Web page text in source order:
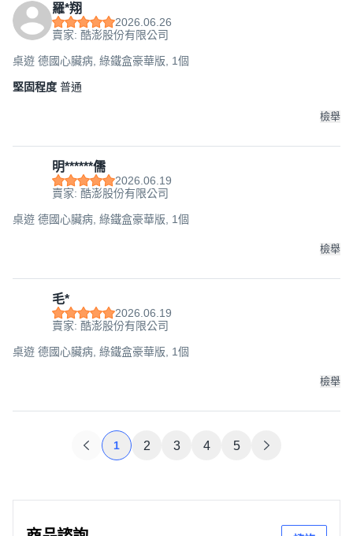
羅*翔
2026.06.26
賣家: 酷澎股份有限公司
桌遊 德國心臟病, 綠鐵盒豪華版, 1個
堅固程度 普通
檢舉
明******儒
2026.06.19
賣家: 酷澎股份有限公司
桌遊 德國心臟病, 綠鐵盒豪華版, 1個
檢舉
毛*
2026.06.19
賣家: 酷澎股份有限公司
桌遊 德國心臟病, 綠鐵盒豪華版, 1個
檢舉
1 2 3 4 5